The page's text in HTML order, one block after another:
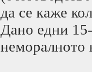
да се каже
Дано едни
неморалното